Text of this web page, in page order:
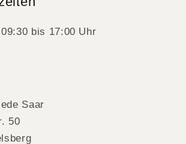
bis 17:00 Uhr
Saar
50